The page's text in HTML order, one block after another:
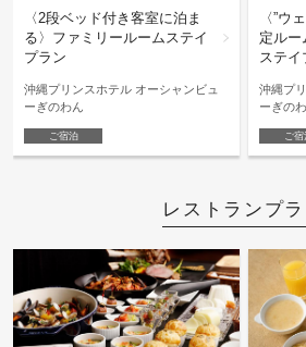
〈2段ベッド付き客室に泊ま
る〉ファミリールームステイ
プラン
沖縄プリンスホテル オーシャンビュ
ーぎのわん
ご宿泊
〈”ウ
定ルー
ステイ
沖縄プ
ーぎの
ご宿
レストランプ